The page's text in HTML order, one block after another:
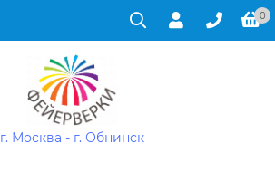
0
г. Москва - г. Обнинск